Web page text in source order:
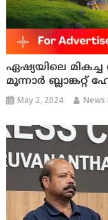
ഏഷ്യയിലെ
മൂന്നാര്‍
May 2, 2024 News